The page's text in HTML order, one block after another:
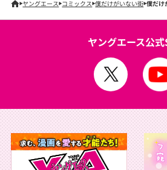
ヤングエース コミックス 僕だけがいない街 僕だけ
ヤングエース公式